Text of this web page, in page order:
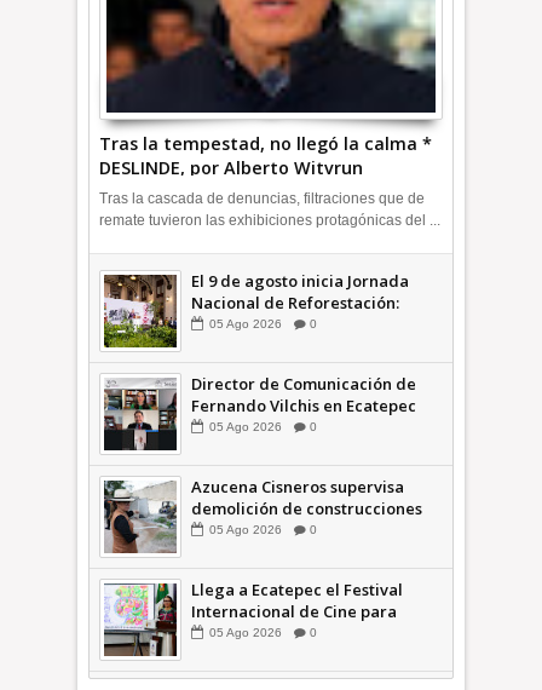
Tras la tempestad, no llegó la calma *
DESLINDE, por Alberto Witvrun
OPINIÓN
Tras la cascada de denuncias, filtraciones que de
remate tuvieron las exhibiciones protagónicas del ...
El 9 de agosto inicia Jornada
Nacional de Reforestación:
presidenta Sheinbaum +Video
05 Ago 2026 0
Director de Comunicación de
Fernando Vilchis en Ecatepec
financió publicaciones en redes
Cisneros: TEEM | INFORMATIVA
05 Ago 2026 0
Azucena Cisneros supervisa
demolición de construcciones
ilegales en zona federal
05 Ago 2026 0
Llega a Ecatepec el Festival
Internacional de Cine para
Niños (… y no tan Niños) +Video
05 Ago 2026 0